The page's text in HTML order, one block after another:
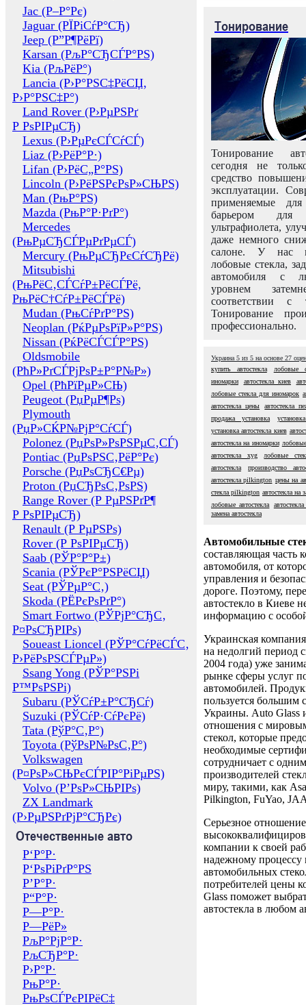
Jac (Р–Р°Рє)
Jaguar (РЇРіСѓР°СЂ)
Jeep (Р”Р¶РёРї)
Karsan (РљР°СЂСЃР°РЅ)
Kia (РљРёР°)
Lancia (Р›Р°РЅС‡РёСЏ,
Р›Р°РЅС‡Р°)
Land Rover (Р›РµРЅРґ
Р РѕРІРµСЂ)
Lexus (Р›РµРєСЃСѓСЃ)
Liaz (Р›РёР°Р·)
Lifan (Р›РёС„Р°РЅ)
Lincoln (Р›РёРЅРєРѕР»СЊРЅ)
Man (РњР°РЅ)
Mazda (РњР°Р·РґР°)
Mercedes
(РњРµСЂСЃРµРґРµСЃ)
Mercury (РњРµСЂРєСѓСЂРё)
Mitsubishi
(РњРёС‚СЃСѓР±РёСЃРё,
РњРёС†СѓР±РёСЃРё)
Mudan (РњСѓРґР°РЅ)
Neoplan (РќРµРѕРїР»Р°РЅ)
Nissan (РќРёСЃСЃР°РЅ)
Oldsmobile
(РћР»РґСЃРјРѕР±Р°Р№Р»)
Opel (РћРїРµР»СЊ)
Peugeot (РџРµР¶Рѕ)
Plymouth
(РџР»СЌР№РјР°СѓСЃ)
Polonez (РџРѕР»РѕРЅРµС‚СЃ)
Pontiac (РџРѕРЅС‚РёР°Рє)
Porsche (РџРѕСЂС€Рµ)
Proton (РџСЂРѕС‚РѕРЅ)
Range Rover (Р РµРЅРґР¶
Р РѕРІРµСЂ)
Renault (Р РµРЅРѕ)
Rover (Р РѕРІРµСЂ)
Saab (РЎР°Р°Р±)
Scania (РЎРєР°РЅРёСЏ)
Seat (РЎРµР°С‚)
Skoda (РЁРєРѕРґР°)
Smart Fortwo (РЎРјР°СЂС‚
Р¤РѕСЂРІРѕ)
Soueast Lioncel (РЎР°СѓРёСЃС‚
Р›РёРѕРЅСЃРµР»)
Ssang Yong (РЎР°РЅРі
Р™РѕРЅРі)
Subaru (РЎСѓР±Р°СЂСѓ)
Suzuki (РЎСѓР·СѓРєРё)
Tata (РўР°С‚Р°)
Toyota (РўРѕР№РѕС‚Р°)
Volkswagen
(Р¤РѕР»СЊРєСЃРІР°РіРµРЅ)
Volvo (Р’РѕР»СЊРІРѕ)
ZX Landmark
(Р›РµРЅРґРјР°СЂРє)
Отечественные авто
Р‘Р°Р·
Р‘РѕРіРґР°РЅ
Р’Р°Р·
Р“Р°Р·
Р—Р°Р·
Р—РёР»
РљР°РјР°Р·
РљСЂР°Р·
Р›Р°Р·
РњР°Р·
РњРѕСЃРєРІРёС‡
Тонирование
Тонирование
сегодня не
средство
эксплуатации.
применяемые
барьером для
ультрафиолета,
даже немного
салоне. У нас
лобовые стекла,
автомобиля с
уровнем
соответствии с
Тонирование
профессионально.
Украина 5 из 5 на основе 27
купить автостекла
лобовые
иномарки
автостекла киев
лобовые стекла для иномарок
автостекла цены
автостекла
продажа установка
установка автостекла киев
автостекла на иномарки
автостекла xyg
лобовые
автостекла
производство
автостекла pilkington цены на
стекла pilkington автостекла на
лобовые автостекла
замена автостекла
Автомобильные
составляющая часть
автомобиля, от
управления и
дороге. Поэтому,
автостекло в Киеве
информацию с
Украинская
на недолгий период
2004 года) уже
рынке сферы услуг
автомобилей.
пользуется большим
Украины. Auto Glass
отношения с
стекол, которые
необходимые
сотрудничает с
производителей
миру, такими, как
Pilkington, FuYao,
Серьезное отношение
компании к своей
надежному процессу
автомобильных
потребителей цены
Glass поможет
автостекла в любом